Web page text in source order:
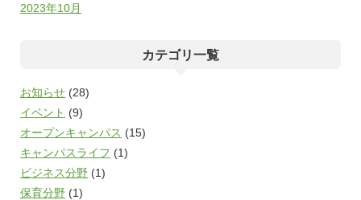
2023年10月
カテゴリ一覧
お知らせ (28)
イベント (9)
オープンキャンパス (15)
キャンパスライフ (1)
ビジネス分野 (1)
保育分野 (1)